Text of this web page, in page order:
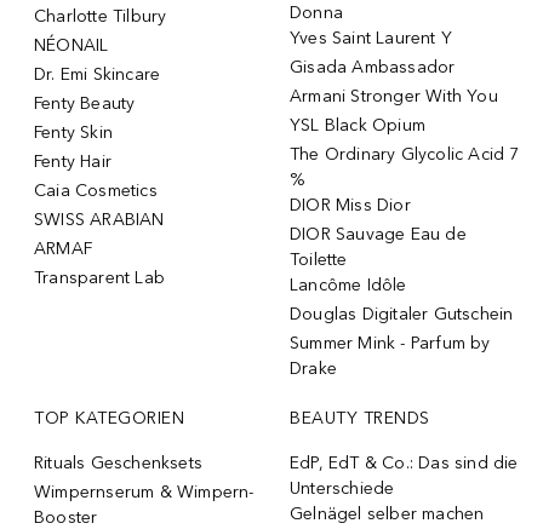
Charlotte Tilbury
NÉONAIL
Dr. Emi Skincare
Fenty Beauty
Fenty Skin
Fenty Hair
Caia Cosmetics
SWISS ARABIAN
ARMAF
Transparent Lab
Donna
Yves Saint Laurent Y
Gisada Ambassador
Armani Stronger With You
YSL Black Opium
The Ordinary Glycolic Acid 7
%
DIOR Miss Dior
DIOR Sauvage Eau de
Toilette
Lancôme Idôle
Douglas Digitaler Gutschein
Summer Mink - Parfum by
Drake
TOP KATEGORIEN
Rituals Geschenksets
Wimpernserum & Wimpern-
Booster
BEAUTY TRENDS
EdP, EdT & Co.: Das sind die
Unterschiede
Gelnägel selber machen